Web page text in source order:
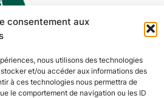
consentement aux
nous utilisons des technologies
et/ou accéder aux informations des
à ces technologies nous permettra de
le comportement de navigation ou les ID